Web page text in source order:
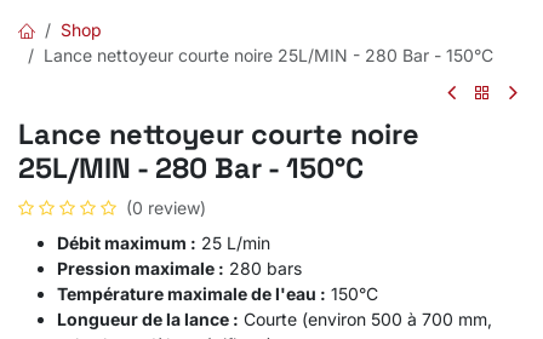
Shop
Lance nettoyeur courte noire 25L/MIN - 280 Bar - 150°C
Lance nettoyeur courte noire
25L/MIN - 280 Bar - 150°C
(0 review)
Débit maximum : 25 L/min
Pression maximale : 280 bars
Température maximale de l'eau : 150°C
Longueur de la lance : Courte (environ 500 à 700 mm,